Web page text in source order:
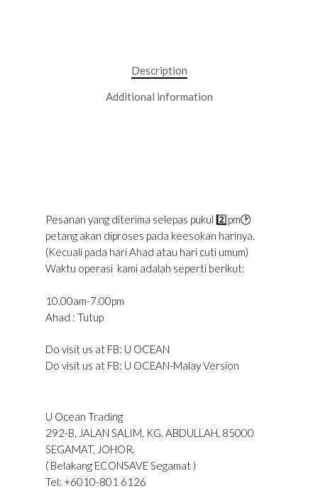
Description
Additional information
Pesanan yang diterima selepas pukul 2️⃣pm🕑
petang akan diproses pada keesokan harinya.
(Kecuali pada hari Ahad atau hari cuti umum)
Waktu operasi kami adalah seperti berikut:
10.00am-7.00pm
Ahad : Tutup
Do visit us at FB: U OCEAN
Do visit us at FB: U OCEAN-Malay Version
U Ocean Trading
292-B, JALAN SALIM, KG. ABDULLAH, 85000
SEGAMAT, JOHOR.
( Belakang ECONSAVE Segamat)
Tel: +6010-801 6126